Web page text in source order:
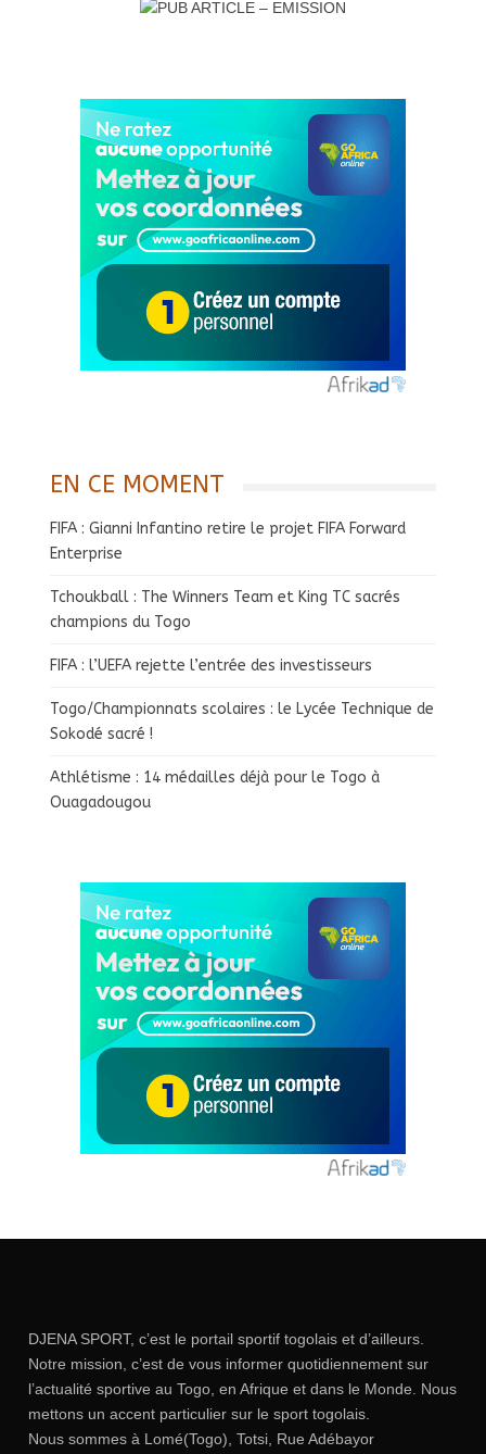
EN CE MOMENT
FIFA : Gianni Infantino retire le projet FIFA Forward
Enterprise
Tchoukball : The Winners Team et King TC sacrés
champions du Togo
FIFA : l’UEFA rejette l’entrée des investisseurs
Togo/Championnats scolaires : le Lycée Technique de
Sokodé sacré !
Athlétisme : 14 médailles déjà pour le Togo à
Ouagadougou
DJENA SPORT, c’est le portail sportif togolais et d’ailleurs.
Notre mission, c’est de vous informer quotidiennement sur
l’actualité sportive au Togo, en Afrique et dans le Monde. Nous
mettons un accent particulier sur le sport togolais.
Nous sommes à Lomé(Togo), Totsi, Rue Adébayor